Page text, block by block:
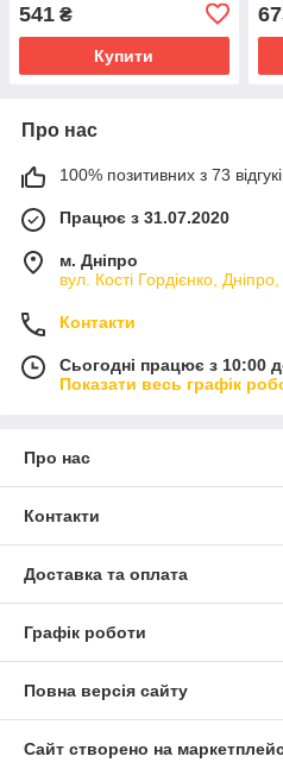
541 ₴
Купити
Про нас
100% позитивних з 73
Працює з 31.07.2020
м. Дніпро
вул. Кості Гордієнко,
Контакти
Сьогодні працює з 10:00
Показати весь графік
Про нас
Контакти
Доставка та оплата
Графік роботи
Повна версія сайту
Сайт створено на